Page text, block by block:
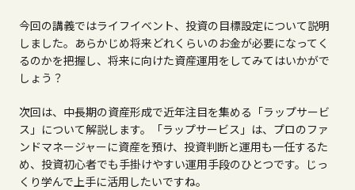
今回の講義ではライフイベント、投資の目標設定について説明
しました。あらかじめ将来どれくらいのお金が必要になってく
るのかを把握し、将来に向けた資産運用をしてみてはいかがで
しょう？
次回は、中長期の資産形成で近年注目を集める「ラップサービ
ス」について解説します。「ラップサービス」は、プロのファ
ンドマネージャーに資産を預け、投資判断と運用も一任するた
め、投資初心者でも手掛けやすい運用手段のひとつです。じっ
くり学んで上手に活用したいですね。